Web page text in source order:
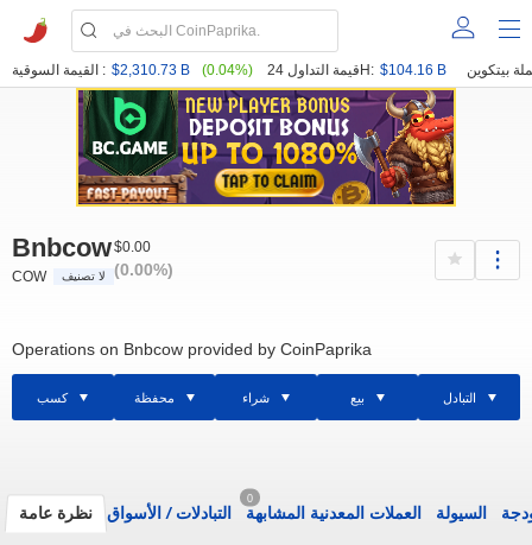
القيمة السوقية : $2,310.73 B (0.04%) قيمة التداول 24H: $104.16 B
Bnbcow
COW لا تصنيف
$0.00
(0.00%)
Operations on Bnbcow provided by CoinPaprika
كسب محفظة شراء بيع التبادل
نظرة عامة التبادلات/ الأسواق
0
العملات المعدنية المشابهة السيولة